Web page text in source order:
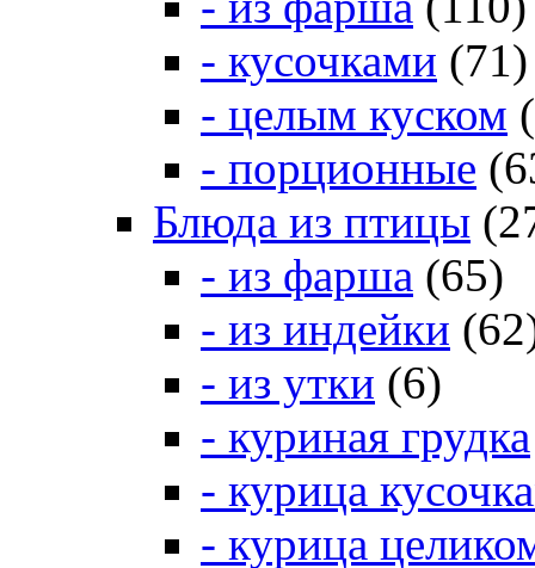
- кусочками (71)
- целым куском
- порционные
Блюда из птицы
- из фарша (65)
- из индейки
- из утки (6)
- куриная грудка
- курица
- курица